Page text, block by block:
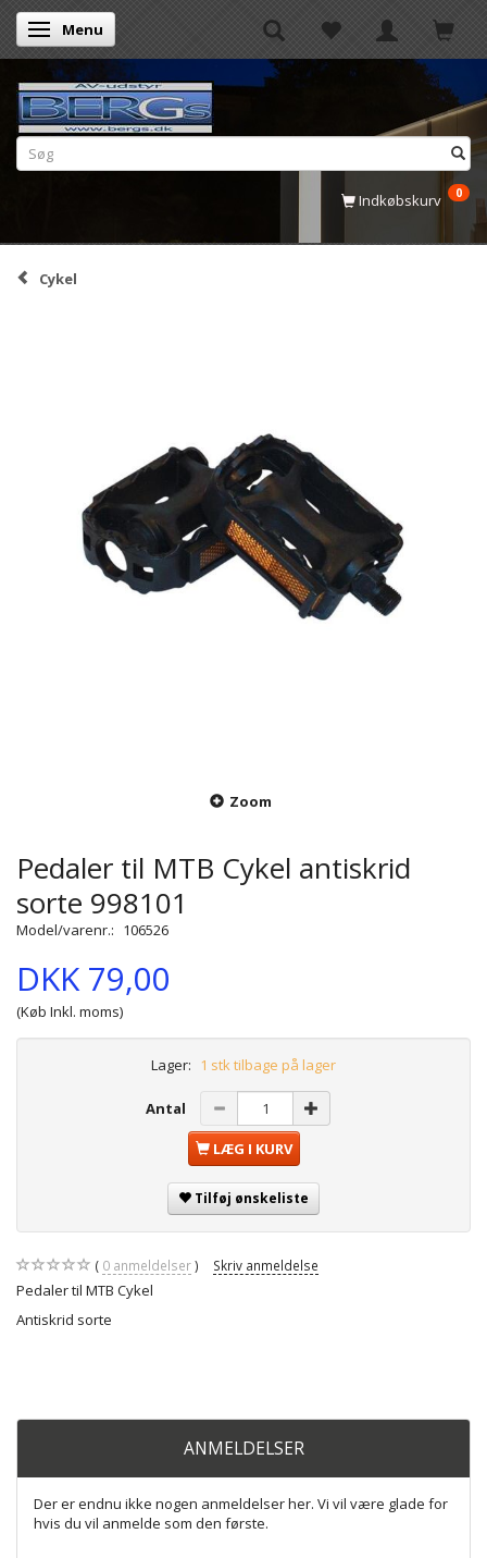
Skifte navigation
Menu
Indkøbskurv 0
Cykel
Zoom
Pedaler til MTB Cykel antiskrid
sorte 998101
Model/varenr.: 106526
DKK 79,00
(Køb Inkl. moms)
Lager: 1 stk tilbage på lager
Antal
LÆG I KURV
Tilføj ønskeliste
0 anmeldelser Skriv anmeldelse
Pedaler til MTB Cykel
Antiskrid sorte
ANMELDELSER
Der er endnu ikke nogen anmeldelser her. Vi vil være glade for
hvis du vil anmelde som den første.